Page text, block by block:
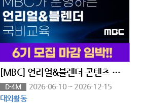
[MBC] 언리얼&블렌더 콘텐츠 전문가 과정 6기 모집
D-4M
2026-06-10 ~ 2026-12-15
대외활동